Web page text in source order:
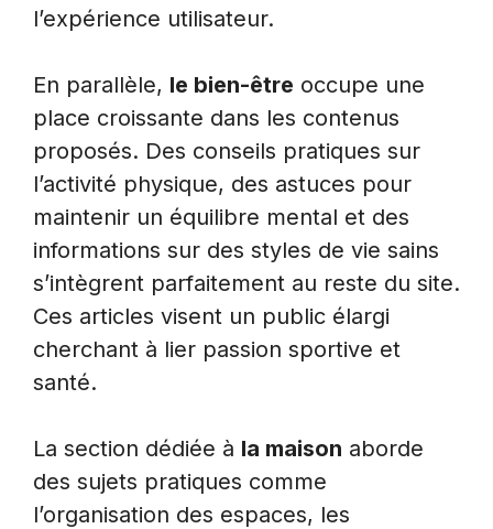
l’expérience utilisateur.
En parallèle, le bien-être occupe une
place croissante dans les contenus
proposés. Des conseils pratiques sur
l’activité physique, des astuces pour
maintenir un équilibre mental et des
informations sur des styles de vie sains
s’intègrent parfaitement au reste du site.
Ces articles visent un public élargi
cherchant à lier passion sportive et
santé.
La section dédiée à la maison aborde
des sujets pratiques comme
l’organisation des espaces, les